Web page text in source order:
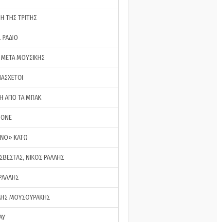
ΤΗΣ ΤΡΙΤΗΣ
ΡΑΔΙΟ
ΜΟΥΣΙΚΗΣ
ΑΠΟ ΤΑ ΜΠΑΚ
ΚΑΤΩ
ΝΙΚΟΣ ΡΑΛΛΗΣ
ΜΟΥΣΟΥΡΑΚΗΣ